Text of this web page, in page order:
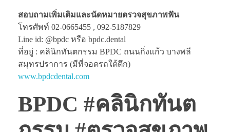
สอบถามเพิ่มเติมและนัดหมายตรวจสุขภาพฟัน
โทรศัพท์ 02-0665455 , 092-5187829
Line id: @bpdc หรือ bpdc.dental
ที่อยู่ : คลินิกทันตกรรม BPDC ถนนกิ่งแก้ว บางพลี
สมุทรปราการ (มีที่จอดรถใต้ตึก)
www.bpdcdental.com
BPDC #คลินิกทันต